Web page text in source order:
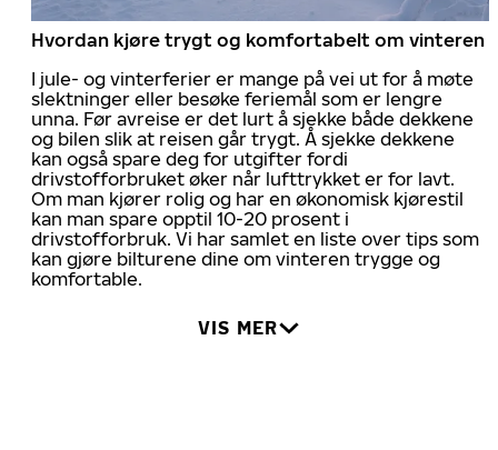
Hvordan kjøre trygt og komfortabelt om vinteren
I jule- og vinterferier er mange på vei ut for å møte
slektninger eller besøke feriemål som er lengre
unna. Før avreise er det lurt å sjekke både dekkene
og bilen slik at reisen går trygt. Å sjekke dekkene
kan også spare deg for utgifter fordi
drivstofforbruket øker når lufttrykket er for lavt.
Om man kjører rolig og har en økonomisk kjørestil
kan man spare opptil 10-20 prosent i
drivstofforbruk. Vi har samlet en liste over tips som
kan gjøre bilturene dine om vinteren trygge og
komfortable.
VIS MER